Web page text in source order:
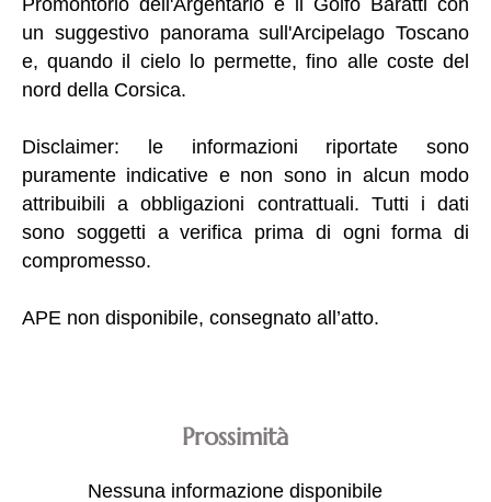
un suggestivo panorama sull'Arcipelago Toscano
e, quando il cielo lo permette, fino alle coste del
nord della Corsica.
Disclaimer: le informazioni riportate sono
puramente indicative e non sono in alcun modo
attribuibili a obbligazioni contrattuali. Tutti i dati
sono soggetti a verifica prima di ogni forma di
compromesso.
APE non disponibile, consegnato all’atto.
Prossimità
Nessuna informazione disponibile